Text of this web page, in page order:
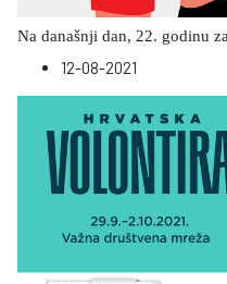
Na današnji dan, 22. godinu
12-08-2021